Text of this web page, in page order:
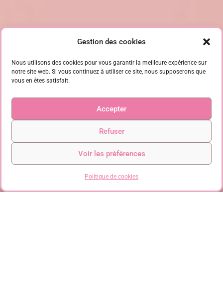
Gestion des cookies
Nous utilisons des cookies pour vous garantir la meilleure expérience sur
notre site web. Si vous continuez à utiliser ce site, nous supposerons que
vous en êtes satisfait.
Accepter
Refuser
Voir les préférences
Politique de cookies
Nous contacter
Vous avez des questions? Nous sommes là pour vous aider!